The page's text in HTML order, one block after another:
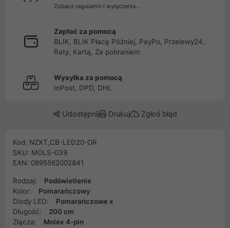
Zobacz regulamin i wyłączenia...
Zapłać za pomocą
BLIK, BLIK Płacę Później, PayPo, Przelewy24,
Raty, Kartą, Za pobraniem
Wysyłka za pomocą
InPost, DPD, DHL
Udostępnij Drukuj Zgłoś błąd
Kod: NZXT_CB-LED20-OR
SKU: MOLS-039
EAN: 0895562002841
Rodzaj:
Podświetlenie
Kolor:
Pomarańczowy
Diody LED:
Pomarańczowe x
Długość:
200 cm
Złącza:
Molex 4-pin